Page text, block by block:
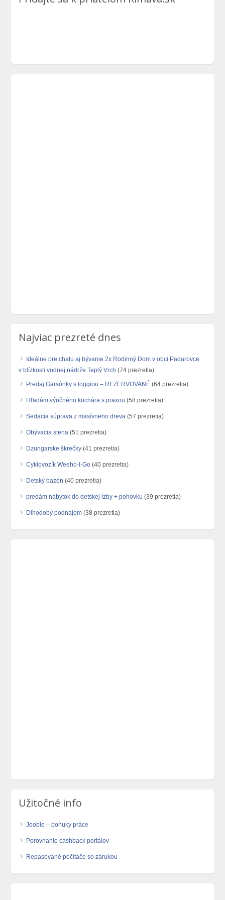
Najviac prezreté dnes
Ideálne pre chatu aj bývanie 2x Rodinný Dom v obci Padarovce
v blízkosti vodnej nádrže Teplý Vrch (74 prezretia)
Predaj Garsónky s loggiou – REZERVOVANÉ (64 prezretia)
Hľadám výučného kuchára s praxou (58 prezretia)
Sedacia súprava z masívneho dreva (57 prezretia)
Obývacia stena (51 prezretia)
Dzungarske škrečky (41 prezretia)
Cyklovozík Weeho-I-Go (40 prezretia)
Detský bazén (40 prezretia)
predám nábytok do detskej izby + pohovku (39 prezretia)
Dlhodobý podnájom (38 prezretia)
Užitočné info
Jooble – ponuky práce
Porovnanie cashback portálov
Repasované počítače so zárukou